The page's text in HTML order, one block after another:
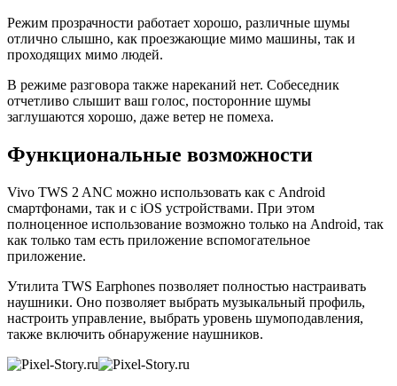
Режим прозрачности работает хорошо, различные шумы
отлично слышно, как проезжающие мимо машины, так и
проходящих мимо людей.
В режиме разговора также нареканий нет. Собеседник
отчетливо слышит ваш голос, посторонние шумы
заглушаются хорошо, даже ветер не помеха.
Функциональные возможности
Vivo TWS 2 ANC можно использовать как с Android
смартфонами, так и с iOS устройствами. При этом
полноценное использование возможно только на Android, так
как только там есть приложение вспомогательное
приложение.
Утилита TWS Earphones позволяет полностью настраивать
наушники. Оно позволяет выбрать музыкальный профиль,
настроить управление, выбрать уровень шумоподавления,
также включить обнаружение наушников.